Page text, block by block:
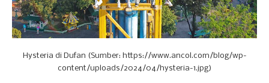
Hysteria di Dufan (Sumber: https://www.ancol.com/blog/wp-
content/uploads/2024/04/hysteria-1.jpg)